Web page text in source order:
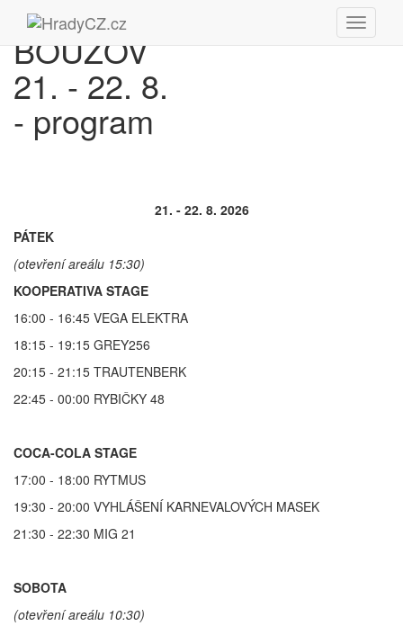
BOUZOV
21. - 22. 8.
- program
21. - 22. 8. 2026
PÁTEK
(otevření areálu 15:30)
KOOPERATIVA STAGE
16:00 - 16:45 VEGA ELEKTRA
18:15 - 19:15 GREY256
20:15 - 21:15 TRAUTENBERK
22:45 - 00:00 RYBIČKY 48
COCA-COLA STAGE
17:00 - 18:00 RYTMUS
19:30 - 20:00 VYHLÁŠENÍ KARNEVALOVÝCH MASEK
21:30 - 22:30 MIG 21
SOBOTA
(otevření areálu 10:30)